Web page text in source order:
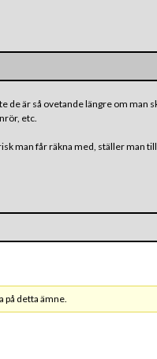
de är så ovetande längre om
etc.
man får räkna med, ställer man
på detta ämne.